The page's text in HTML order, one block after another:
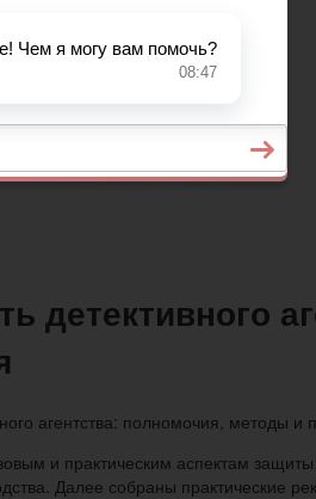
детективного
и практическим аспектам
Далее собраны практические